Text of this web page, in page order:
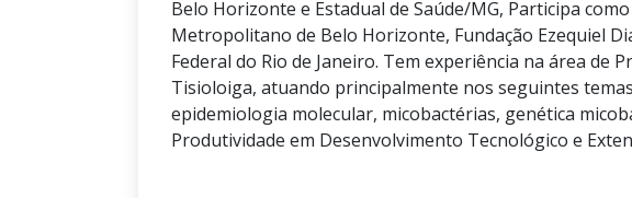
Belo Horizonte e Estadual de Saúde/MG, Participa
Metropolitano de Belo Horizonte, Fundação Ezequiel
Federal do Rio de Janeiro. Tem experiência na área de
Tisioloiga, atuando principalmente nos seguintes
epidemiologia molecular, micobactérias, genética
Produtividade em Desenvolvimento Tecnológico e